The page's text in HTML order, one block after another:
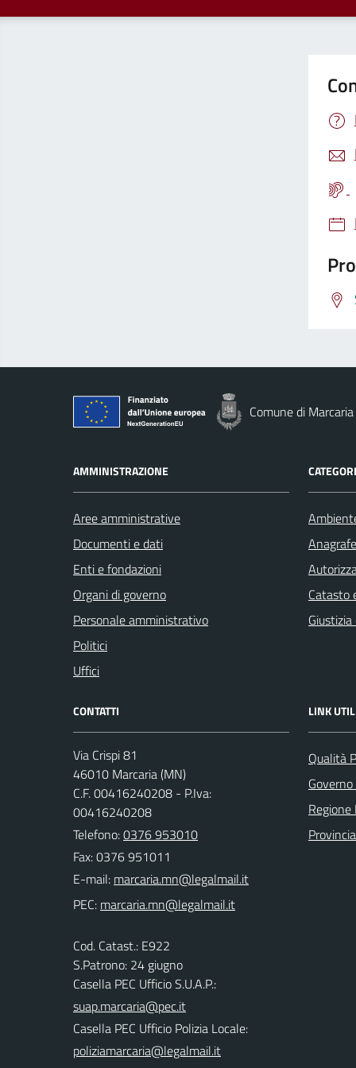
Comune di Marcaria
AMMINISTRAZIONE
Aree amministrative
Documenti e dati
Enti e fondazioni
Organi di governo
Personale amministrativo
Politici
Uffici
Catasto
CONTATTI
Via Crispi 81
46010 Marcaria (MN)
C.F. 00416240208 - P.Iva:
00416240208
Telefono:0376 953010
Fax: 0376 951011
E-mail:
PEC:
Cod. Catast.: E922
S.Patrono: 24 giugno
Casella PEC Ufficio S.U.A.P.:
suap.marcaria@pec.it
Casella PEC Ufficio Polizia Locale:
poliziamarcaria@legalmail.it
LINK
Qualità
Regione